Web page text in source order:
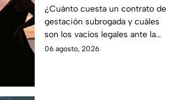
en qué estados se
permite la gestación
subrogada?
¿Cuánto cuesta un contrato de
gestación subrogada y cuáles
son los vacíos legales ante la
falta de una ley federal que
06 agosto, 2026